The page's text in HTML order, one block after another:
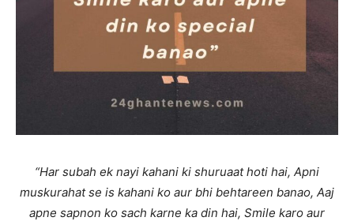
“Har subah ek nayi kahani ki shuruaat hoti hai, Apni
muskurahat se is kahani ko aur bhi behtareen banao, Aaj
apne sapnon ko sach karne ka din hai, Smile karo aur